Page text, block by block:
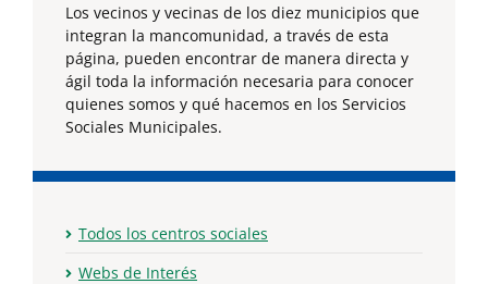
Los vecinos y vecinas de los diez municipios que
integran la mancomunidad, a través de esta
página, pueden encontrar de manera directa y
ágil toda la información necesaria para conocer
quienes somos y qué hacemos en los Servicios
Sociales Municipales.
Todos los centros sociales
Webs de Interés